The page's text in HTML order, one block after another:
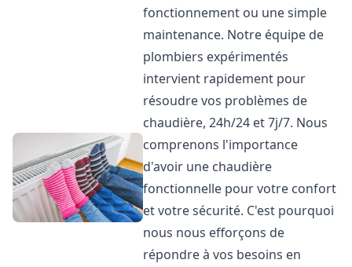
fonctionnement ou une simple
maintenance. Notre équipe de
plombiers expérimentés
intervient rapidement pour
résoudre vos problèmes de
chaudière, 24h/24 et 7j/7. Nous
comprenons l'importance
d'avoir une chaudière
fonctionnelle pour votre confort
et votre sécurité. C'est pourquoi
nous nous efforçons de
répondre à vos besoins en